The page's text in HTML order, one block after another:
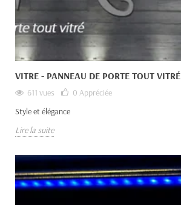
VITRE - PANNEAU DE PORTE TOUT VITRÉ
611 vues 0 Appréciée
Style et élégance
Lire la suite